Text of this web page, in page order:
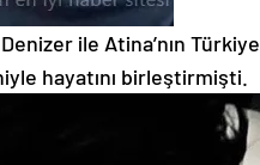
ile Atina’nın Türkiye
hayatını birleştirmişti.